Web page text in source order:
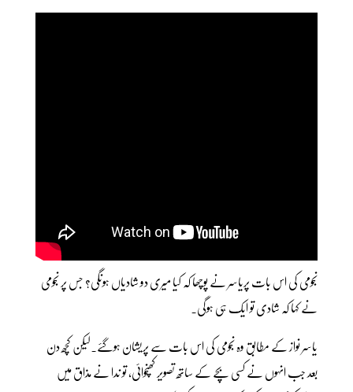
نجومی کی اس بات پریاسر نے پوچھا کہ کیا میری دو شادیاں ہونگی؟ جس پر نجومی
نے کہا کہ شادی تو ایک ہی ہوگی۔
یاسر نواز کے مطابق وہ نجومی کی اس بات سے پریشان ہوگئے۔لیکن کچھ دن
بعد جب انہوں نے کسی بچے کے ساتھ تصویر کھنچوائی، تو ندا نے مذاق میں